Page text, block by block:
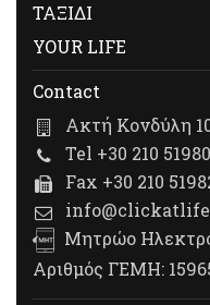
ΤΑΞΙΔΙ
YOUR LIFE
Contact
Ακτή Κονδύλη
Tel +30 210
Fax +30 210
Μητρώο
Αριθμός ΓΕΜΗ: